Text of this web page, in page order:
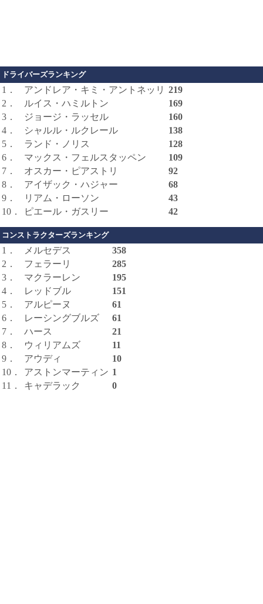
ドライバーズランキング
1． アンドレア・キミ・アントネッリ 219
2．
ルイス・ハミルトン
169
3．
ジョージ・ラッセル
160
4．
シャルル・ルクレール
138
5．
ランド・ノリス
128
6．
マックス・フェルスタッペン
109
7．
オスカー・ピアストリ
92
8．
アイザック・ハジャー
68
9．
リアム・ローソン
43
10．
ピエール・ガスリー 42
コンストラクターズランキング
1． メルセデス
358
2．
フェラーリ
285
3．
マクラーレン
195
4．
レッドブル
151
5．
アルピーヌ
61
6．
レーシングブルズ
61
7．
ハース
21
8．
ウィリアムズ
11
9．
アウディ
10
10．
アストンマーティン 1
11．
キャデラック 0